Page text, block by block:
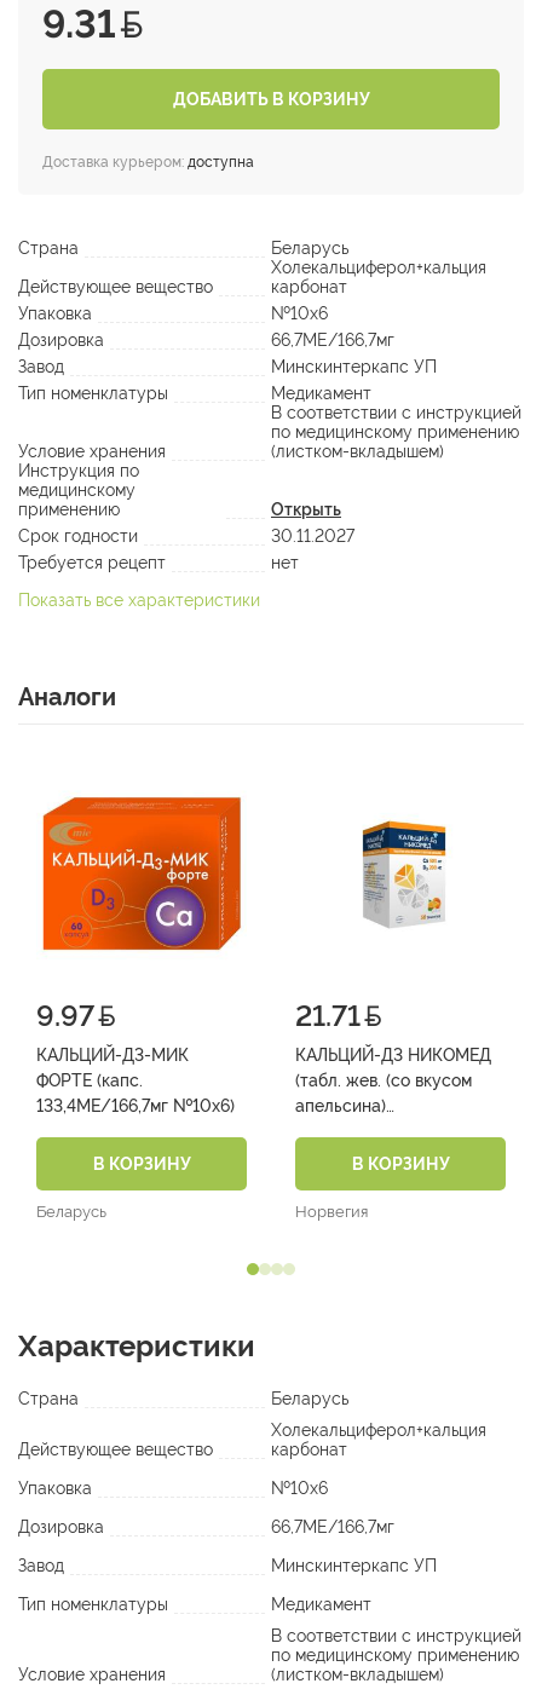
9.31
ДОБАВИТЬ В КОРЗИНУ
Доставка курьером: доступна
Страна
Беларусь
Действующее вещество
Холекальциферол+кальция
карбонат
Упаковка
№10х6
Дозировка
66,7МЕ/166,7мг
Завод
Минскинтеркапс УП
Тип номенклатуры
Медикамент
Условие хранения
В соответствии с инструкцией
по медицинскому применению
(листком-вкладышем)
Инструкция по
медицинскому
применению
Открыть
Срок годности
30.11.2027
Требуется рецепт
нет
Показать все характеристики
Аналоги
9.97
КАЛЬЦИЙ-Д3-МИК
ФОРТЕ (капс.
133,4МЕ/166,7мг №10х6)
В КОРЗИНУ
Беларусь
21.71
КАЛЬЦИЙ-Д3 НИКОМЕД
(табл. жев. (со вкусом
апельсина)
В КОРЗИНУ
Норвегия
Характеристики
Страна Беларусь
Действующее вещество
Холекальциферол+кальция
карбонат
Упаковка
№10х6
Дозировка
66,7МЕ/166,7мг
Завод
Минскинтеркапс УП
Тип номенклатуры
Медикамент
Условие хранения
В соответствии с инструкцией
по медицинскому применению
(листком-вкладышем)